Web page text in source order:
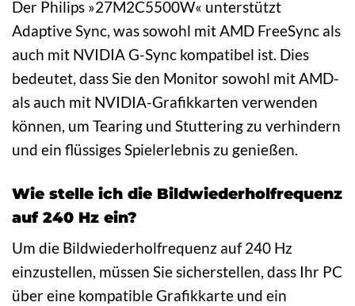
Der Philips »27M2C5500W« unterstützt
Adaptive Sync, was sowohl mit AMD FreeSync als
auch mit NVIDIA G-Sync kompatibel ist. Dies
bedeutet, dass Sie den Monitor sowohl mit AMD-
als auch mit NVIDIA-Grafikkarten verwenden
können, um Tearing und Stuttering zu verhindern
und ein flüssiges Spielerlebnis zu genießen.
Wie stelle ich die Bildwiederholfrequenz
auf 240 Hz ein?
Um die Bildwiederholfrequenz auf 240 Hz
einzustellen, müssen Sie sicherstellen, dass Ihr PC
über eine kompatible Grafikkarte und ein